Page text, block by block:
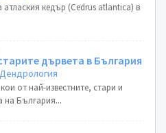
атлаския кедър (Cedrus atlantica) в
дървета в България
Дендрология
от най-известните, стари и
на България...